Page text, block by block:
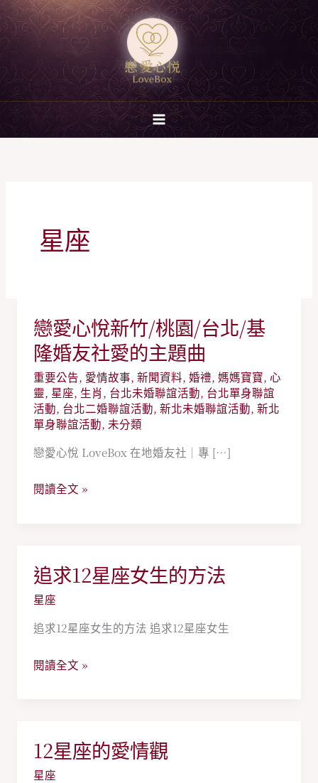
跳
至
主
要
內
星座
戀愛心悅新竹/桃園/台北/基
隆婚友社愛的主題曲
重要公告, 愛情故事,新聞資料,婚禮,媽媽寶寶,心
靈, 星座, 生肖, 台北未婚聯誼活動, 台北單身聯誼
活動, 台北二婚聯誼活動,新北未婚聯誼活動,新北
單身聯誼活動, 未分類
戀愛心悅 LoveBox 在地婚友社｜專 […]
戀
愛
心
悅
新
竹/
桃
園/
台
婚
友
社
愛
主
閱讀全文 »
追求12星座女生的方法
星座
追求12星座女生的方法 追求12星座女生
追
求
星
女
法
閱讀全文 »
12星座的愛情觀
星座
12
星